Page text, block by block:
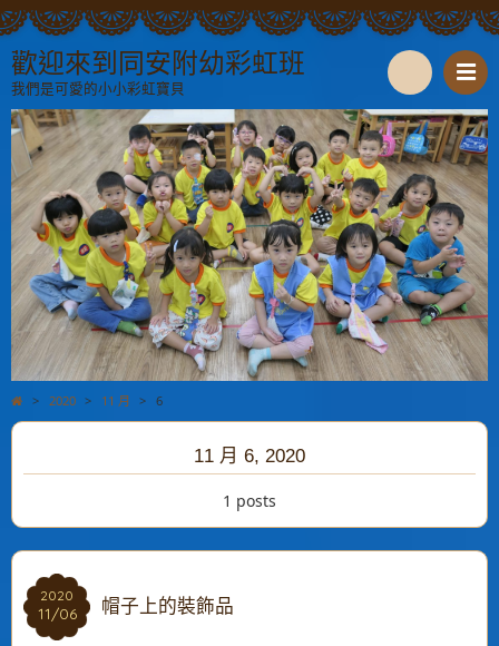
歡迎來到同安附幼彩虹班
我們是可愛的小小彩虹寶貝
S
e
a
r
c
h
> 2020 > 11 月 > 6
11 月 6, 2020
1 posts
2020
11/06
2020
11/06 帽子上的裝飾品